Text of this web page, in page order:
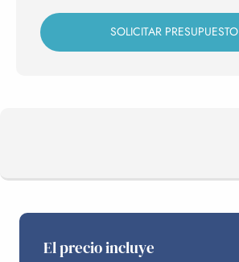
SOLICITAR PRESUPUESTO
El precio incluye